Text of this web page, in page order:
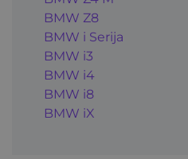
BMW Z8
BMW i Serija
BMW i3
BMW i4
BMW i8
BMW iX